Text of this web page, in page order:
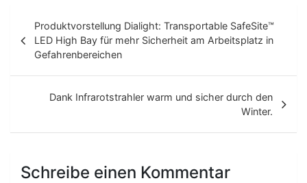
e
a
Produktvorstellung Dialight: Transportable SafeSite™
LED High Bay für mehr Sicherheit am Arbeitsplatz in
Gefahrenbereichen
Dank Infrarotstrahler warm und sicher durch den
Winter.
Schreibe einen Kommentar